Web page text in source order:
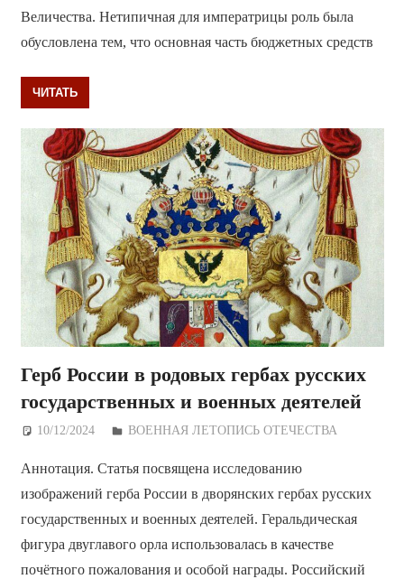
Величества. Нетипичная для императрицы роль была
обусловлена тем, что основная часть бюджетных средств
ЧИТАТЬ
Герб России в родовых гербах русских
государственных и военных деятелей
10/12/2024 Дежурный по Редакции
ВОЕННАЯ ЛЕТОПИСЬ ОТЕЧЕСТВА
Аннотация. Статья посвящена исследованию
изображений герба России в дворянских гербах русских
государственных и военных деятелей. Геральдическая
фигура двуглавого орла использовалась в качестве
почётного пожалования и особой награды. Российский